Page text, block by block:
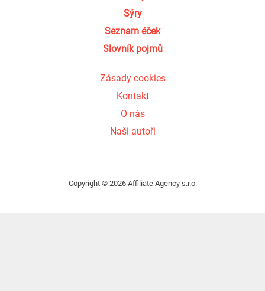
Sýry
Seznam éček
Slovník pojmů
Zásady cookies
Kontakt
O nás
Naši autoři
Copyright © 2026 Affiliate Agency s.r.o.